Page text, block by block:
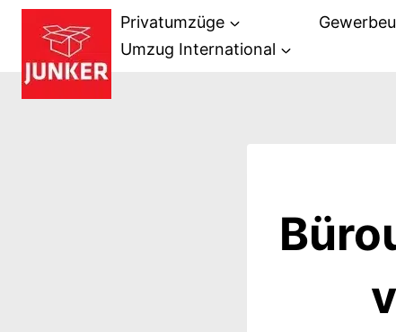
Zum
Inhalt
springen
Privatumzüge
Umzug International